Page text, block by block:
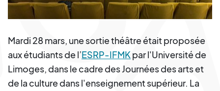
Mardi 28 mars, une sortie théâtre était proposée
aux étudiants de l’ESRP-IFMKpar l'Université de
Limoges, dans le cadre des Journées des arts et
de la culture dans l'enseignement supérieur. La